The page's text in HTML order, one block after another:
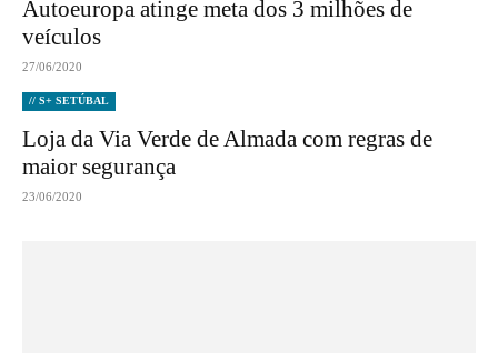
Autoeuropa atinge meta dos 3 milhões de
veículos
27/06/2020
// S+ SETÚBAL
Loja da Via Verde de Almada com regras de
maior segurança
23/06/2020